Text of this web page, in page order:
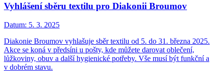
Vyhlášení sběru textilu pro Diakonii Broumov
Datum: 5. 3. 2025
Diakonie Broumov vyhlašuje sběr textilu od 5. do 31. března 2025.
Akce se koná v předsíni u pošty, kde můžete darovat oblečení,
lůžkoviny, obuv a další hygienické potřeby. Vše musí být funkční a
v dobrém stavu.